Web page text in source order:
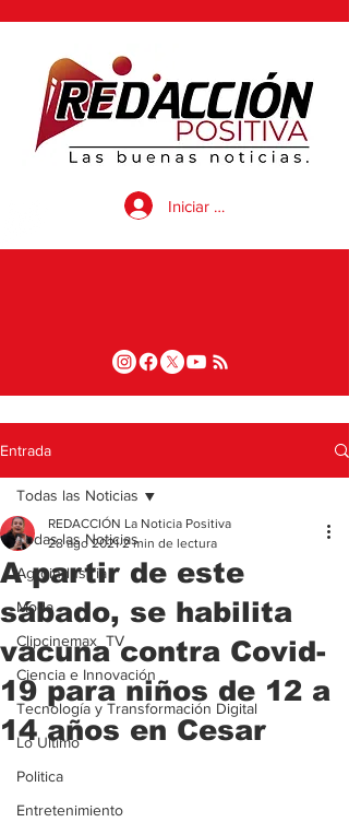
Iniciar sesión
Entrada
Todas las Noticias
Agroindustria
Moda
Clipcinemax_TV
Ciencia e Innovación
Tecnología y Transformación Digital
Lo Ultimo
Politica
Entretenimiento
Todas las Noticias
A partir de este
sábado, se habilita
vacuna contra Covid-
19 para niños de 12 a
14 años en Cesar
REDACCIÓN La Noticia Positiva
28 ago 2021 2 min de lectura